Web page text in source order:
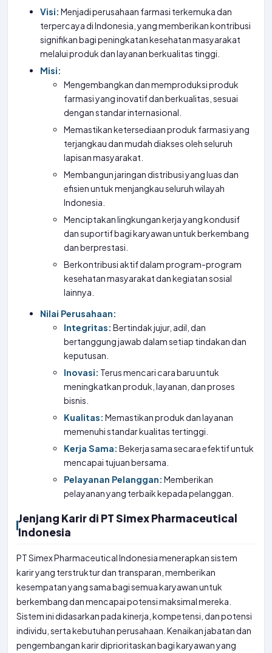
Visi: Menjadi perusahaan farmasi terkemuka dan
terpercaya di Indonesia, yang memberikan kontribusi
signifikan bagi peningkatan kesehatan masyarakat
melalui produk dan layanan berkualitas tinggi.
Misi:
Mengembangkan dan memproduksi produk
farmasi yang inovatif dan berkualitas, sesuai
dengan standar internasional.
Memastikan ketersediaan produk farmasi yang
terjangkau dan mudah diakses oleh seluruh
lapisan masyarakat.
Membangun jaringan distribusi yang luas dan
efisien untuk menjangkau seluruh wilayah
Indonesia.
Menciptakan lingkungan kerja yang kondusif
dan suportif bagi karyawan untuk berkembang
dan berprestasi.
Berkontribusi aktif dalam program-program
kesehatan masyarakat dan kegiatan sosial
lainnya.
Nilai Perusahaan:
Integritas: Bertindak jujur, adil, dan
bertanggung jawab dalam setiap tindakan dan
keputusan.
Inovasi: Terus mencari cara baru untuk
meningkatkan produk, layanan, dan proses
bisnis.
Kualitas: Memastikan produk dan layanan
memenuhi standar kualitas tertinggi.
Kerja Sama: Bekerja sama secara efektif untuk
mencapai tujuan bersama.
Pelayanan Pelanggan: Memberikan
pelayanan yang terbaik kepada pelanggan.
Jenjang Karir di PT Simex Pharmaceutical
Indonesia
PT Simex Pharmaceutical Indonesia menerapkan sistem
karir yang terstruktur dan transparan, memberikan
kesempatan yang sama bagi semua karyawan untuk
berkembang dan mencapai potensi maksimal mereka.
Sistem ini didasarkan pada kinerja, kompetensi, dan potensi
individu, serta kebutuhan perusahaan. Kenaikan jabatan dan
pengembangan karir diprioritaskan bagi karyawan yang